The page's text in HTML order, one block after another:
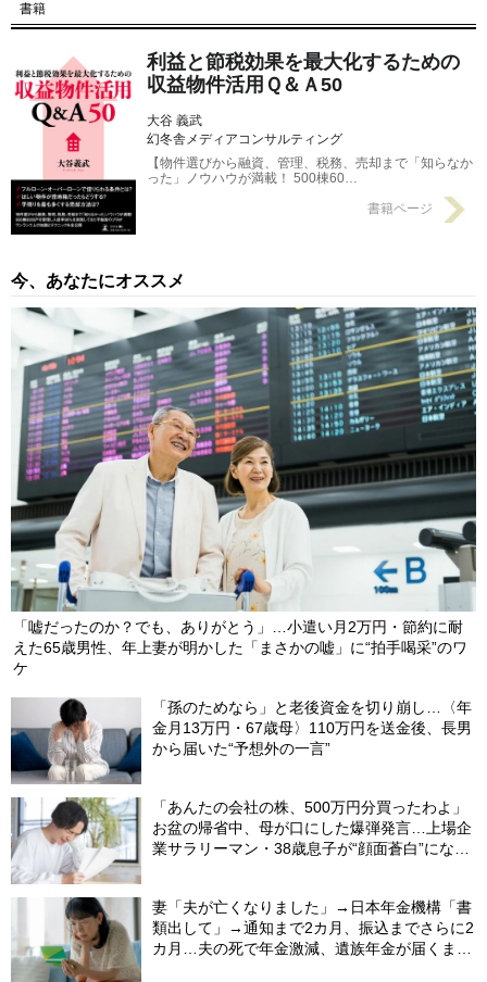
【第13回】 収益物件活用における資産管理会社の「三つの利用
書籍
利益と節税効果を最大化するための
収益物件活用Ｑ＆Ａ50
大谷 義武
幻冬舎メディアコンサルティング
【物件選びから融資、管理、税務、売却まで「知らなか
った」ノウハウが満載！ 500棟60…
書籍ページ
今、あなたにオススメ
「嘘だったのか？でも、ありがとう」…小遣い月2万円・節約に耐
えた65歳男性、年上妻が明かした「まさかの嘘」に“拍手喝采”のワ
ケ
「孫のためなら」と老後資金を切り崩し…〈年
金月13万円・67歳母〉110万円を送金後、長男
から届いた“予想外の一言”
「あんたの会社の株、500万円分買ったわよ」
お盆の帰省中、母が口にした爆弾発言…上場企
業サラリーマン・38歳息子が“顔面蒼白”になっ
妻「夫が亡くなりました」→日本年金機構「書
類出して」→通知まで2カ月、振込までさらに2
カ月…夫の死で年金激減、遺族年金が届くまで